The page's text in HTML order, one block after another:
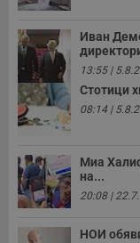
Иван
13:55 |
Стотици
08:14 |
Миа
на...
20:08 |
НОИ